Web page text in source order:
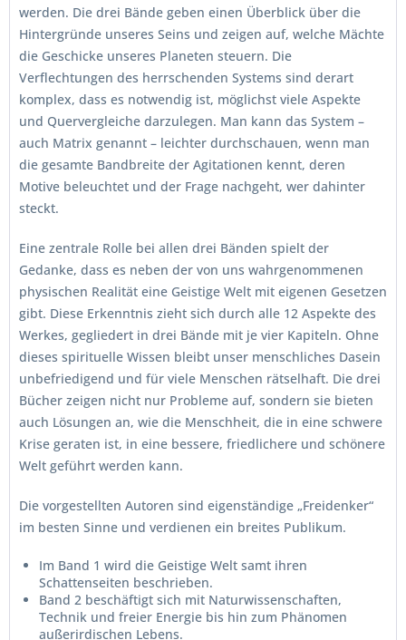
werden. Die drei Bände geben einen Überblick über die
Hintergründe unseres Seins und zeigen auf, welche Mächte
die Geschicke unseres Planeten steuern. Die
Verflechtungen des herrschenden Systems sind derart
komplex, dass es notwendig ist, möglichst viele Aspekte
und Quervergleiche darzulegen. Man kann das System –
auch Matrix genannt – leichter durchschauen, wenn man
die gesamte Bandbreite der Agitationen kennt, deren
Motive beleuchtet und der Frage nachgeht, wer dahinter
steckt.
Eine zentrale Rolle bei allen drei Bänden spielt der
Gedanke, dass es neben der von uns wahrgenommenen
physischen Realität eine Geistige Welt mit eigenen Gesetzen
gibt. Diese Erkenntnis zieht sich durch alle 12 Aspekte des
Werkes, gegliedert in drei Bände mit je vier Kapiteln. Ohne
dieses spirituelle Wissen bleibt unser menschliches Dasein
unbefriedigend und für viele Menschen rätselhaft. Die drei
Bücher zeigen nicht nur Probleme auf, sondern sie bieten
auch Lösungen an, wie die Menschheit, die in eine schwere
Krise geraten ist, in eine bessere, friedlichere und schönere
Welt geführt werden kann.
Die vorgestellten Autoren sind eigenständige „Freidenker“
im besten Sinne und verdienen ein breites Publikum.
Im Band 1 wird die Geistige Welt samt ihren
Schattenseiten beschrieben.
Band 2 beschäftigt sich mit Naturwissenschaften,
Technik und freier Energie bis hin zum Phänomen
außerirdischen Lebens.